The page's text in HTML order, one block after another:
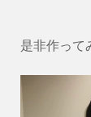
是非作って